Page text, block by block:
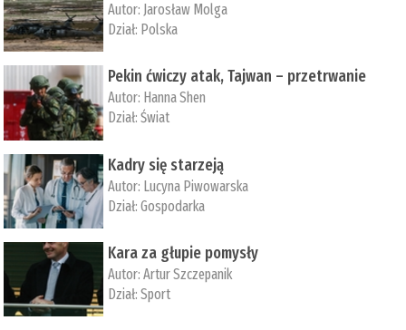
Autor: Jarosław Molga
Dział: Polska
Pekin ćwiczy atak, Tajwan – przetrwanie
Autor: ­Hanna Shen
Dział:Świat
Kadry się starzeją
Autor: Lucyna Piwowarska
Dział:Gospodarka
Kara za głupie pomysły
Autor:Artur Szczepanik
Dział:Sport